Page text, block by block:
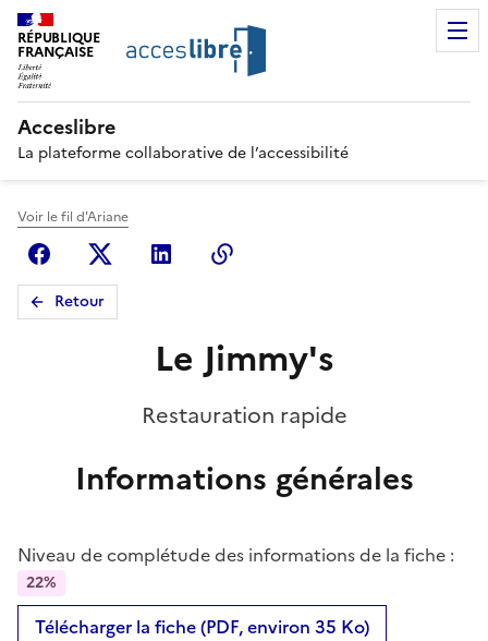
RÉPUBLIQUE
FRANÇAISE
Acceslibre
La plateforme collaborative de l’accessibilité
Voir le fil d'Ariane
FacebookX (anciennement Twitter)
Linkedin
Retour
Le Jimmy's
Restauration rapide
Informations générales
Niveau de complétude des informations de la fiche :
22%
Télécharger la fiche (PDF, environ 35 Ko)